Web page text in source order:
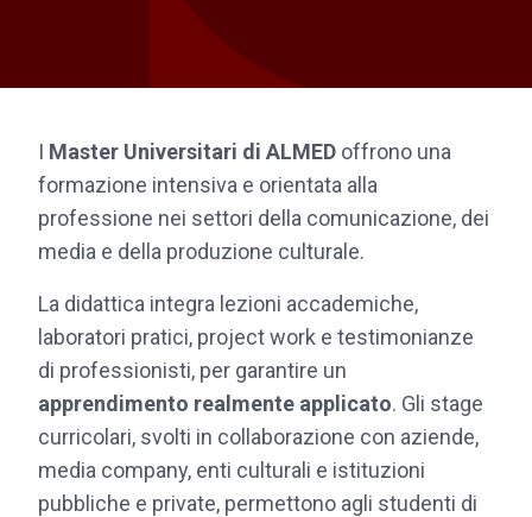
I Master Universitari di ALMED offrono una
formazione intensiva e orientata alla
professione nei settori della comunicazione, dei
media e della produzione culturale.
La didattica integra lezioni accademiche,
laboratori pratici, project work e testimonianze
di professionisti, per garantire un
apprendimento realmente applicato. Gli stage
curricolari, svolti in collaborazione con aziende,
media company, enti culturali e istituzioni
pubbliche e private, permettono agli studenti di